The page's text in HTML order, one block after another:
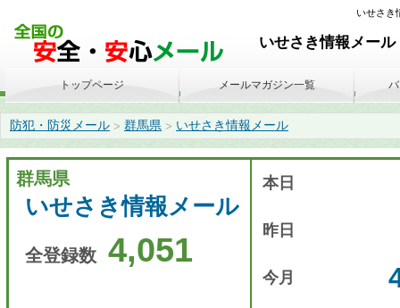
いせさき
いせさき情報メー
防犯・防災メール > 群馬県 > いせさき情報メール
群馬県
いせさき情報メール
全登録数 4,051
本日
昨日
今月
トップページ メールマガジン一覧